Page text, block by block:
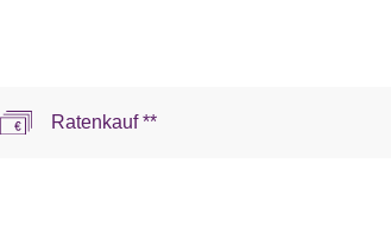
Ratenkauf **